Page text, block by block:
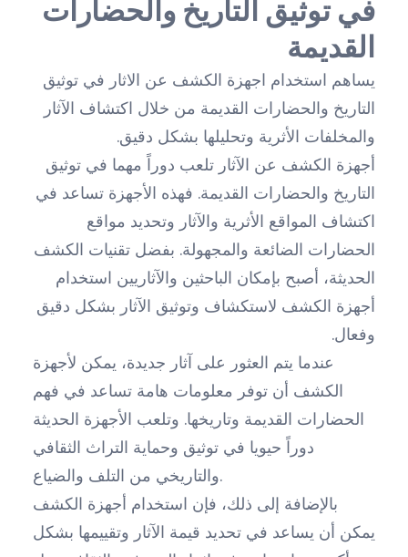
في توثيق التاريخ والحضارات
القديمة
يساهم استخدام اجهزة الكشف عن الاثار في توثيق
التاريخ والحضارات القديمة من خلال اكتشاف الآثار
والمخلفات الأثرية وتحليلها بشكل دقيق.
أجهزة الكشف عن الآثار تلعب دوراً مهما في توثيق
التاريخ والحضارات القديمة. فهذه الأجهزة تساعد في
اكتشاف المواقع الأثرية والآثار وتحديد مواقع
الحضارات الضائعة والمجهولة. بفضل تقنيات الكشف
الحديثة، أصبح بإمكان الباحثين والآثاريين استخدام
أجهزة الكشف لاستكشاف وتوثيق الآثار بشكل دقيق
وفعال.
عندما يتم العثور على آثار جديدة، يمكن لأجهزة
الكشف أن توفر معلومات هامة تساعد في فهم
الحضارات القديمة وتاريخها. وتلعب الأجهزة الحديثة
دوراً حيويا في توثيق وحماية التراث الثقافي
والتاريخي من التلف والضياع.
بالإضافة إلى ذلك، فإن استخدام أجهزة الكشف
يمكن أن يساعد في تحديد قيمة الآثار وتقييمها بشكل